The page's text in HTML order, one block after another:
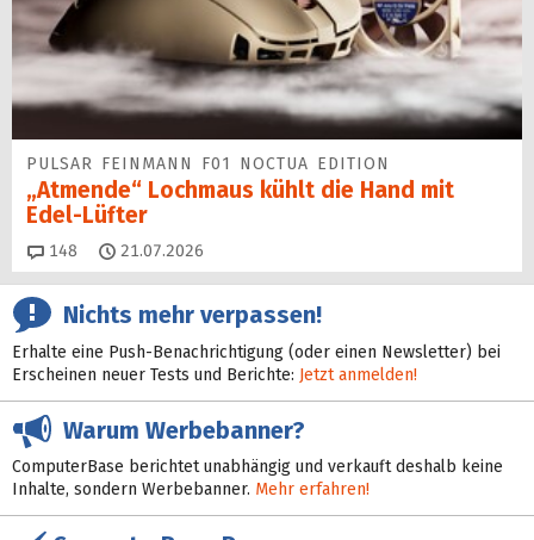
PULSAR FEINMANN F01 NOCTUA EDITION
„Atmende“ Lochmaus kühlt die Hand mit
Edel-Lüfter
148 Kommentare
21.07.2026
Nichts mehr verpassen!
Erhalte eine Push-Benachrichtigung (oder einen Newsletter) bei
Erscheinen neuer Tests und Berichte: Jetzt anmelden!
Warum Werbebanner?
ComputerBase berichtet unabhängig und verkauft deshalb keine
Inhalte, sondern Werbebanner. Mehr erfahren!